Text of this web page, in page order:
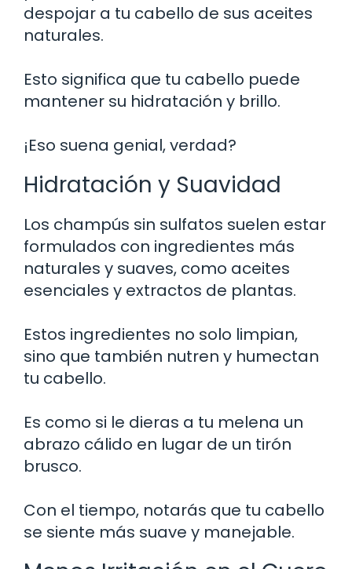
despojar a tu cabello de sus aceites
naturales.
Esto significa que tu cabello puede
mantener su hidratación y brillo.
¡Eso suena genial, verdad?
Hidratación y Suavidad
Los champús sin sulfatos suelen estar
formulados con ingredientes más
naturales y suaves, como aceites
esenciales y extractos de plantas.
Estos ingredientes no solo limpian,
sino que también nutren y humectan
tu cabello.
Es como si le dieras a tu melena un
abrazo cálido en lugar de un tirón
brusco.
Con el tiempo, notarás que tu cabello
se siente más suave y manejable.